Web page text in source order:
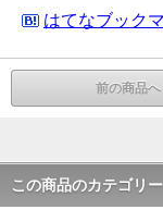
はてなブック
前の商品へ
この商品のカテゴリー